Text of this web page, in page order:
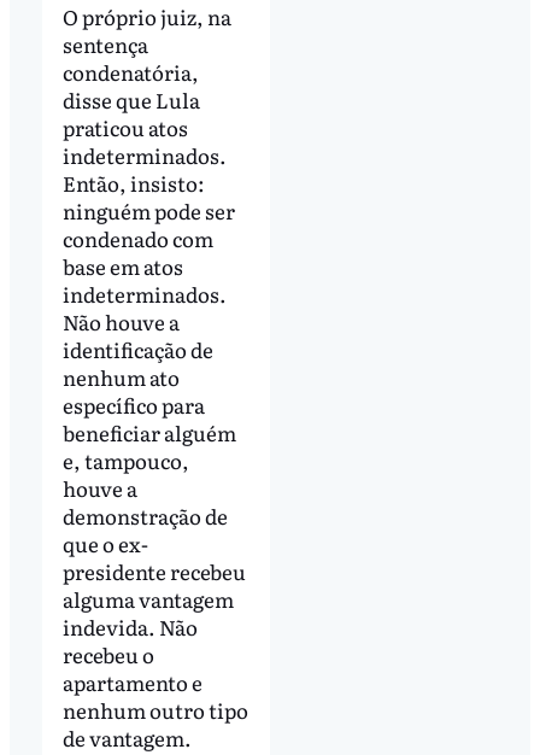
O próprio juiz, na
sentença
condenatória,
disse que Lula
praticou atos
indeterminados.
Então, insisto:
ninguém pode ser
condenado com
base em atos
indeterminados.
Não houve a
identificação de
nenhum ato
específico para
beneficiar alguém
e, tampouco,
houve a
demonstração de
que o ex-
presidente recebeu
alguma vantagem
indevida. Não
recebeu o
apartamento e
nenhum outro tipo
de vantagem.